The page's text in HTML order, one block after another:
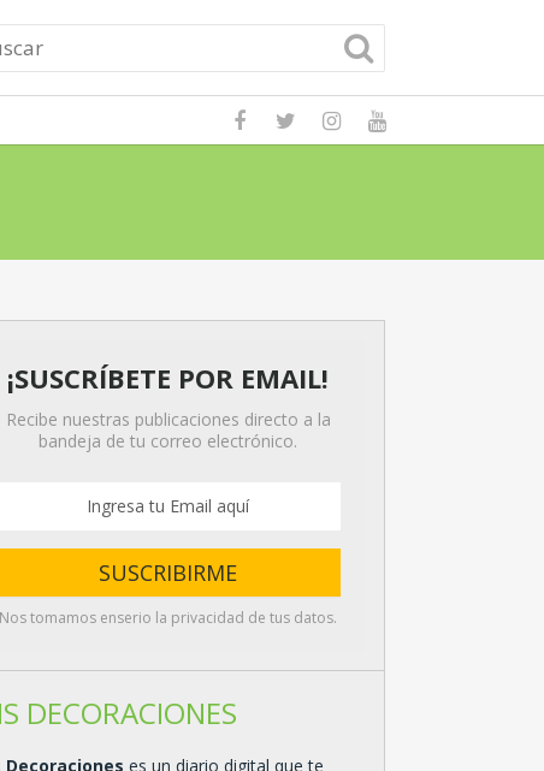
guía completa
¡SUSCRÍBETE POR EMAIL!
Recibe nuestras publicaciones directo a la
bandeja de tu correo electrónico.
Nos tomamos enserio la privacidad de tus datos.
DECORACIONES
Decoraciones es un diario digital que te